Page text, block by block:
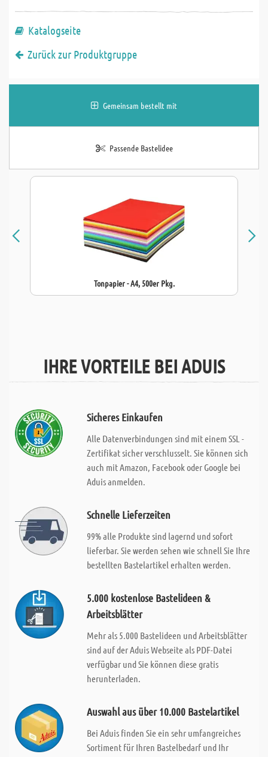
Katalogseite
Zurück zur Produktgruppe
Gemeinsam bestellt mit
Passende Bastelidee
Tonpapier - A4, 500er Pkg.
IHRE VORTEILE BEI ADUIS
Sicheres Einkaufen
Alle Datenverbindungen sind mit einem SSL -
Zertifikat sicher verschlusselt. Sie können sich
auch mit Amazon, Facebook oder Google bei
Aduis anmelden.
Schnelle Lieferzeiten
99% alle Produkte sind lagernd und sofort
lieferbar. Sie werden sehen wie schnell Sie Ihre
bestellten Bastelartikel erhalten werden.
5.000 kostenlose Bastelideen &
Arbeitsblätter
Mehr als 5.000 Bastelideen und Arbeitsblätter
sind auf der Aduis Webseite als PDF-Datei
verfügbar und Sie können diese gratis
herunterladen.
Auswahl aus über 10.000 Bastelartikel
Bei Aduis finden Sie ein sehr umfangreiches
Sortiment für Ihren Bastelbedarf und Ihr